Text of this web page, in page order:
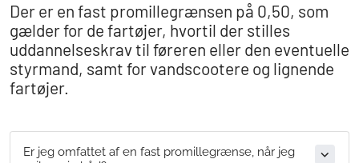
Der er en fast promillegrænsen på 0,50, som
gælder for de fartøjer, hvortil der stilles
uddannelseskrav til føreren eller den eventuelle
styrmand, samt for vandscootere og lignende
fartøjer.
Er jeg omfattet af en fast promillegrænse, når jeg